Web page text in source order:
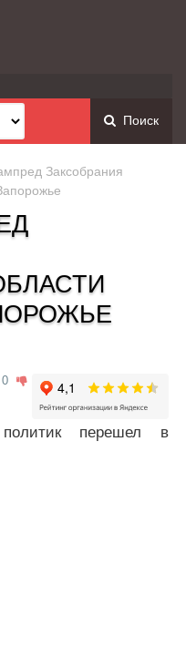
Поиск
Заксобрания
0
перешел в